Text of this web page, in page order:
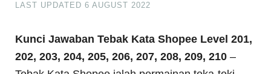
LAST UPDATED6 AUGUST 2022
Kunci Jawaban Tebak Kata Shopee Level 201,
202, 203, 204, 205, 206, 207, 208, 209, 210 –